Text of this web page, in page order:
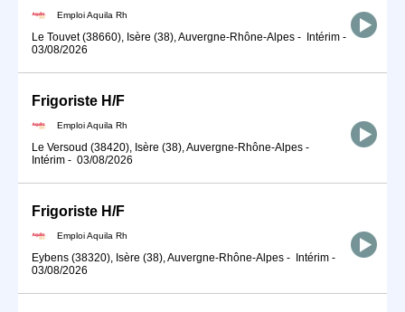
Emploi Aquila Rh
Le Touvet (38660), Isère (38), Auvergne-Rhône-Alpes - Intérim -
03/08/2026
Frigoriste H/F
Emploi Aquila Rh
Le Versoud (38420), Isère (38), Auvergne-Rhône-Alpes -
Intérim - 03/08/2026
Frigoriste H/F
Emploi Aquila Rh
Eybens (38320), Isère (38), Auvergne-Rhône-Alpes - Intérim -
03/08/2026